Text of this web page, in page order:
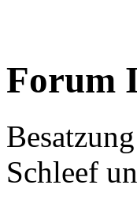
Forum
Schleef